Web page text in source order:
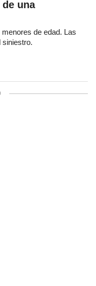
una
de edad. Las
siniestro.